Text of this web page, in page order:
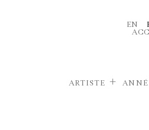
EN
ARTISTE